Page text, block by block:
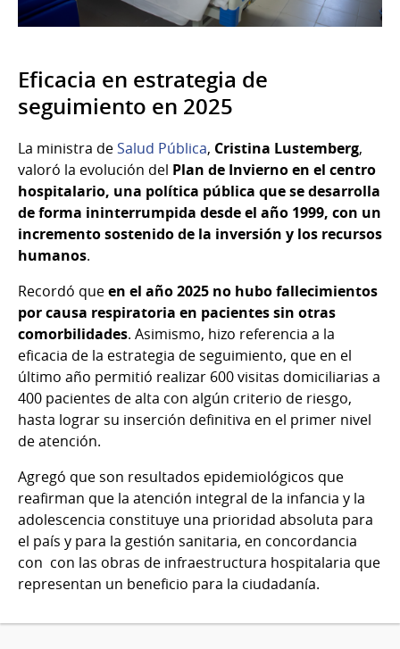
Eficacia en estrategia de
seguimiento en 2025
La ministra deSalud Pública, Cristina Lustemberg,
valoró la evolución del Plan de Invierno en el centro
hospitalario, una política pública que se desarrolla
de forma ininterrumpida desde el año 1999, con un
incremento sostenido de la inversión y los recursos
humanos.
Recordó queen el año 2025 no hubo fallecimientos
por causa respiratoria en pacientes sin otras
comorbilidades. Asimismo, hizo referencia a la
eficacia de la estrategia de seguimiento, que en el
último año permitió realizar 600 visitas domiciliarias a
400 pacientes de alta con algún criterio de riesgo,
hasta lograr su inserción definitiva en el primer nivel
de atención.
Agregó que son resultados epidemiológicos que
reafirman que la atención integral de la infancia y la
adolescencia constituye una prioridad absoluta para
el país y para la gestión sanitaria, en concordancia
con con las obras de infraestructura hospitalaria que
representan un beneficio para la ciudadanía.